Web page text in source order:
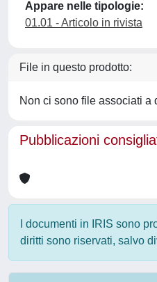
Appare nelle tipologie:
01.01 - Articolo in rivista
File in questo prodotto:
Non ci sono file associati a
Pubblicazioni
I documenti in IRIS sono
diritti sono riservati, salvo